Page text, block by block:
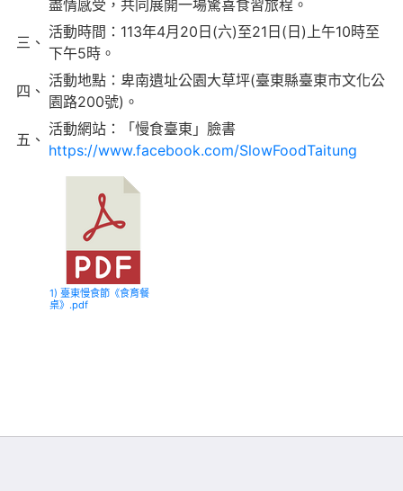
盡情感受，共同展開一場驚喜食習旅程。
三、
活動時間：113年4月20日(六)至21日(日)上午10時至
下午5時。
四、
活動地點：卑南遺址公園大草坪(臺東縣臺東市文化公
園路200號)。
五、
活動網站：「慢食臺東」臉書
https://www.facebook.com/SlowFoodTaitung
1) 臺東慢食節《食育餐
桌》.pdf